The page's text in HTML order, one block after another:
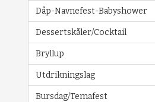
Dåp-Navnefest-Babyshower
Dessertskåler/Cocktail
Bryllup
Utdrikningslag
Bursdag/Temafest